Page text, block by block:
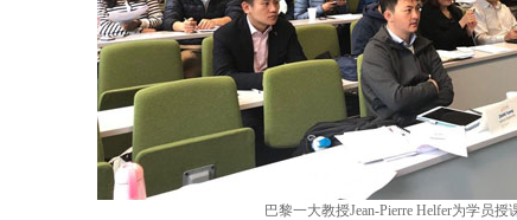
巴黎一大教授Jean-Pierre Helfer为学员授